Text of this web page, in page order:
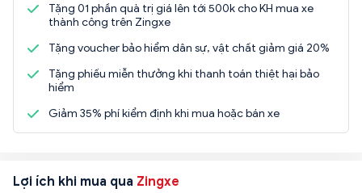
Tặng 01 phần quà trị giá lên tới 500k cho KH mua xe
thành công trên Zingxe
Tặng voucher bảo hiểm dân sự, vật chất giảm giá 20%
Tặng phiếu miễn thưởng khi thanh toán thiệt hại bảo
hiểm
Giảm 35% phí kiểm định khi mua hoặc bán xe
Lợi ích khi mua qua Zingxe